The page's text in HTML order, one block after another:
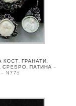
КОСТ, ГРАНАТИ,
СРЕБРО, ПАТИНА –
N776